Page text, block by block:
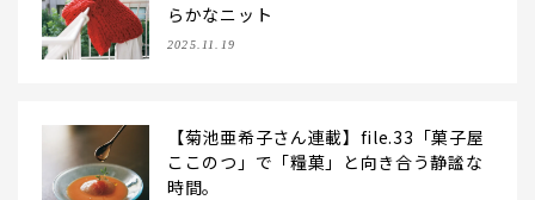
らかなニット
2025.11.19
【菊池亜希子さん連載】file.33「菓子屋
ここのつ」で「糧菓」と向き合う静謐な
時間。